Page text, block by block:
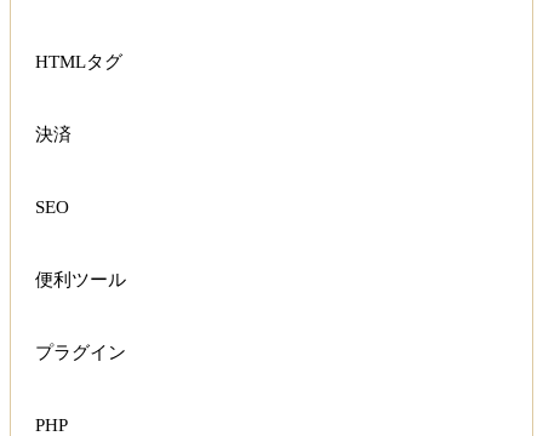
HTMLタグ
決済
SEO
便利ツール
プラグイン
PHP